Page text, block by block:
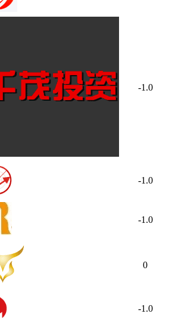
-1.0
-1.0
-1.0
0
-1.0